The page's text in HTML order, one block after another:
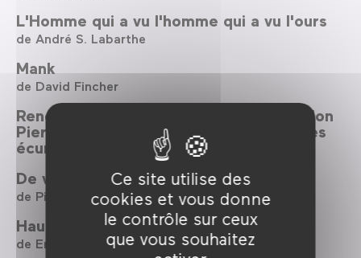
Ce site utilise des
cookies et vous donne
le contrôle sur ceux
que vous souhaitez
L'Homme qui a vu l'homme qui a vu l'ours
de André S. Labarthe
Mank
de David Fincher
Rencontre : la comédie sophistiquée selon
Pierre Salvadori ou comment donner des
écureuils aux noix
De vrais mensonges
de Pierre Salvadori
Haute Pègre
de Ernst Lubitsch